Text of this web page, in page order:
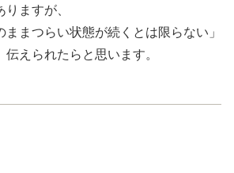
ますが、
ままつらい状態が続くとは限らない」
えられたらと思います。